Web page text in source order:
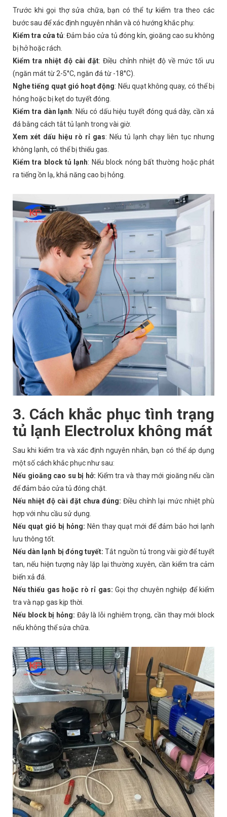
Trước khi gọi thợ sửa chữa, bạn có thể tự kiểm tra theo các
bước sau để xác định nguyên nhân và có hướng khắc phụ:
Kiểm tra cửa tủ:Đảm bảo cửa tủ đóng kín, gioăng cao su không
bị hở hoặc rách.
Kiểm tra nhiệt độ cài đặt:Điều chỉnh nhiệt độ về mức tối ưu
(ngăn mát từ 2-5°C, ngăn đá từ -18°C).
Nghe tiếng quạt gió hoạt động: Nếu quạt không quay, có thể bị
hỏng hoặc bị kẹt do tuyết đóng.
Kiểm tra dàn lạnh: Nếu có dấu hiệu tuyết đóng quá dày, cần xả
đá bằng cách tắt tủ lạnh trong vài giờ.
Xem xét dấu hiệu rò rỉ gas: Nếu tủ lạnh chạy liên tục nhưng
không lạnh, có thể bị thiếu gas.
Kiểm tra block tủ lạnh: Nếu block nóng bất thường hoặc phát
ra tiếng ồn lạ, khả năng cao bị hỏng.
3. Cách khắc phục tình trạng
tủ lạnh Electrolux không mát
Sau khi kiểm tra và xác định nguyên nhân, bạn có thể áp dụng
một số cách khắc phục như sau:
Nếu gioăng cao su bị hở: Kiểm tra và thay mới gioăng nếu cần
để đảm bảo cửa tủ đóng chặt.
Nếu nhiệt độ cài đặt chưa đúng: Điều chỉnh lại mức nhiệt phù
hợp với nhu cầu sử dụng.
Nếu quạt gió bị hỏng: Nên thay quạt mới để đảm bảo hơi lạnh
lưu thông tốt.
Nếu dàn lạnh bị đóng tuyết:Tắt nguồn tủ trong vài giờ để tuyết
tan, nếu hiện tượng này lặp lại thường xuyên, cần kiểm tra cảm
biến xả đá.
Nếu thiếu gas hoặc rò rỉ gas: Gọi thợ chuyên nghiệp để kiểm
tra và nạp gas kịp thời.
Nếu block bị hỏng: Đây là lỗi nghiêm trọng, cần thay mới block
nếu không thể sửa chữa.